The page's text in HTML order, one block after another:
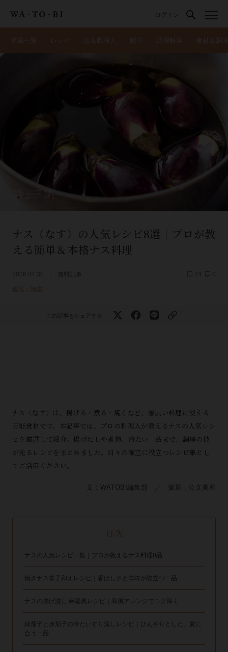
ログイン
ナス（なす）の人気レシピ8選｜プロが教
える簡単＆本格ナス料理
連載：特集
この記事をシェアする
ナス（なす）は、揚げる・煮る・焼くなど、幅広い料理に使える
万能食材です。本記事では、プロの料理人が教えるナスの人気レシ
ピを厳選して紹介。揚げだしや煮物、冷たい一品まで、調理の技
が光るレシピをまとめました。日々の献立に役立つレシピ集とし
てご活用ください。
文：WATOBI編集部 ／ 撮影：公文美和
目次
ナスの人気レシピ一覧｜プロが教えるナス料理8品
焼きナス辛子和えレシピ｜香ばしさと辛味が際立つ一品
ナスの揚げ浸し 麻婆風レシピ｜和風アレンジでコク深く
緑茄子と赤茄子の冷たいすり流しレシピ｜ひんやりとした、夏に
合う一品